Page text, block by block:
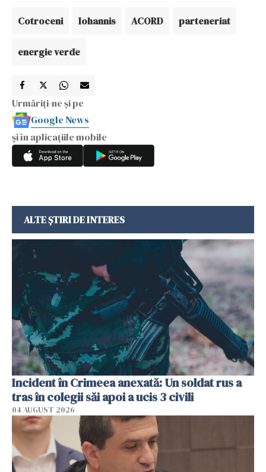
Cotroceni Iohannis ACORD parteneriat
energie verde
Urmăriți-ne și pe
Google News
și în aplicațiile mobile
ALTE ȘTIRI DE INTERES
Incident în Crimeea anexată: Un soldat rus a
tras în colegii săi apoi a ucis 3 civili
04 AUGUST 2026